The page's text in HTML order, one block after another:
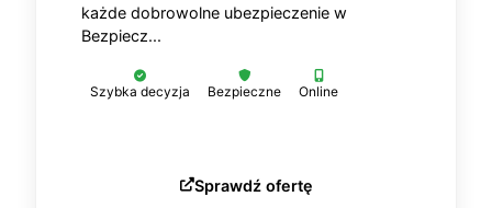
każde dobrowolne ubezpieczenie w
Bezpiecz...
Szybka decyzja Bezpieczne Online
Sprawdź ofertę